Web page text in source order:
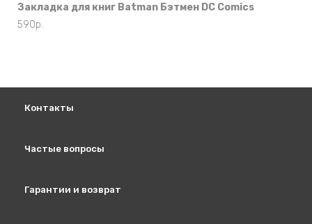
Закладка для книг Batman Бэтмен DC Comics
590р.
Контакты
Частые вопросы
Гарантии и возврат